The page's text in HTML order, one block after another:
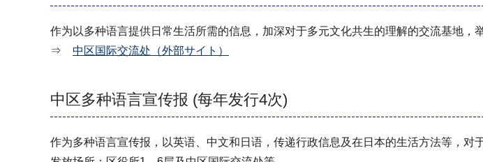
作为以多种语言提供日常生活所需的信息，加深对于多元文化共生的理解的交流基地，
⇒ 中区国际交流处（外部サイト）
中区多种语言宣传报 (每年发行4次)
作为多种语言宣传报，以英语、中文和日语，传递行政信息及在日本的生活方法等，对